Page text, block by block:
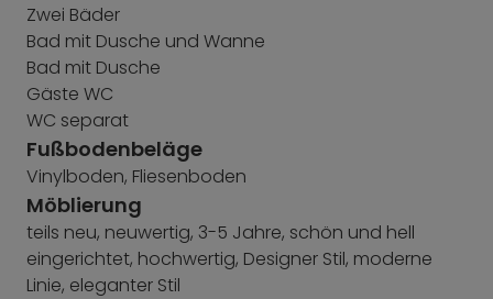
entfernt liegt (Zugang Nordseite)
Zwei Bäder
Bad mit Dusche und Wanne
Bad mit Dusche
Gäste WC
WC separat
Fußbodenbeläge
Vinylboden, Fliesenboden
Möblierung
teils neu, neuwertig, 3-5 Jahre, schön und hell
eingerichtet, hochwertig, Designer Stil, moderne
Linie, eleganter Stil